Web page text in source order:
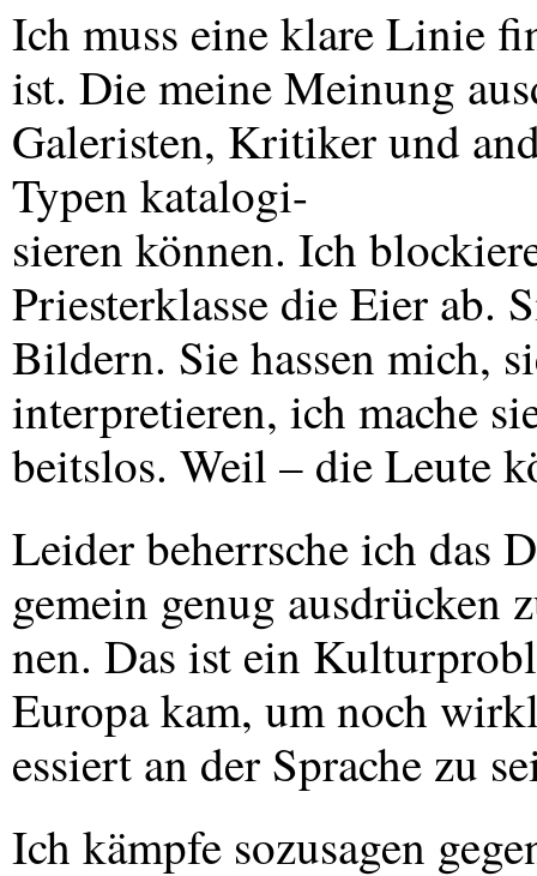
Ich muss eine klare Linie
ist. Die meine Meinung
Galeristen, Kritiker und
Typen katalogi-
sieren können. Ich
Priesterklasse die Eier ab.
Bildern. Sie hassen mich,
interpretieren, ich mache
beitslos. Weil – die Leute
Leider beherrsche ich das
gemein genug ausdrücken
nen. Das ist ein
Europa kam, um noch
essiert an der Sprache zu
Ich kämpfe sozusagen